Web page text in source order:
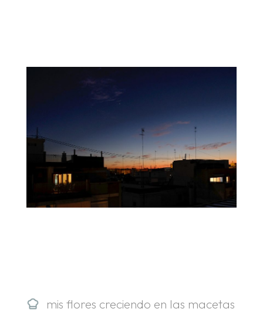
mis flores creciendo en las macetas